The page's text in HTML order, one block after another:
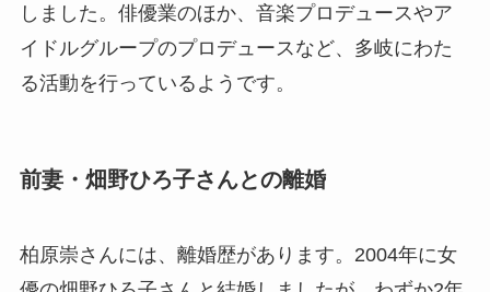
しました。俳優業のほか、音楽プロデュースやア
イドルグループのプロデュースなど、多岐にわた
る活動を行っているようです。
前妻・畑野ひろ子さんとの離婚
柏原崇さんには、離婚歴があります。2004年に女